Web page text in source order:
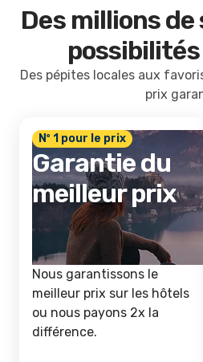
Des millions
Des pépites locales aux
prix
Nº 1 pour le prix
Garantie du
meilleur prix
Nous garantissons le
meilleur prix sur les hôtels
ou nous payons 2x la
différence.